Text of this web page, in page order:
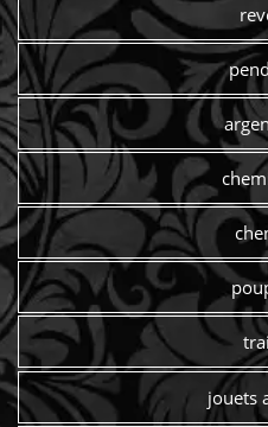
jouets